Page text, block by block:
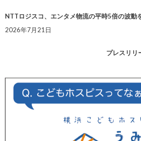
NTTロジスコ、エンタメ物流の平時5倍の波
2026年7月21日
プレスリリ